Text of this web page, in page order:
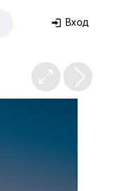
 Вход
